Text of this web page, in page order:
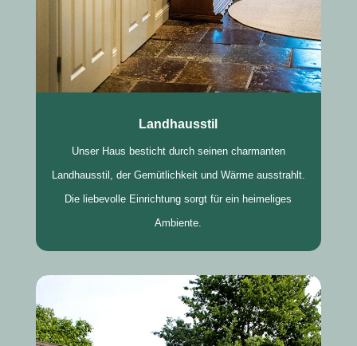
Landhausstil
Unser Haus besticht durch seinen charmanten
Landhausstil, der Gemütlichkeit und Wärme ausstrahlt.
Die liebevolle Einrichtung sorgt für ein heimeliges
Ambiente.